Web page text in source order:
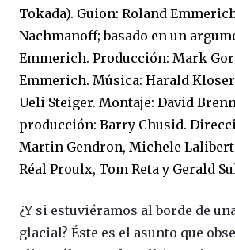
Tokada). Guion: Roland
Nachmanoff; basado en un
Emmerich. Producción: Mark
Emmerich. Música: Harald
Ueli Steiger. Montaje: David
producción: Barry Chusid.
Martin Gendron, Michele
Réal Proulx, Tom Reta y Gerald
¿Y si estuviéramos al borde de
glacial? Éste es el asunto que